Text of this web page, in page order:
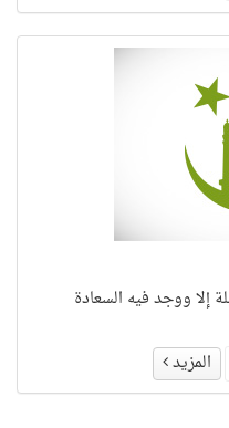
إلا ووجد فيه السعادة
المزيد